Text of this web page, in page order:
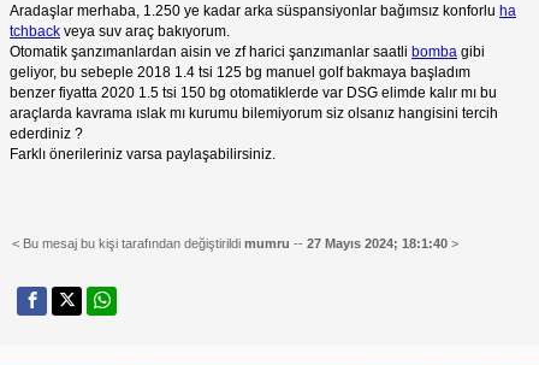
Aradaşlar merhaba, 1.250 ye kadar arka süspansiyonlar bağımsız konforlu ha
tchback veya suv araç bakıyorum.
Otomatik şanzımanlardan aisin ve zf harici şanzımanlar saatli bomba gibi
geliyor, bu sebeple 2018 1.4 tsi 125 bg manuel golf bakmaya başladım
benzer fiyatta 2020 1.5 tsi 150 bg otomatiklerde var DSG elimde kalır mı bu
araçlarda kavrama ıslak mı kurumu bilemiyorum siz olsanız hangisini tercih
ederdiniz ?
Farklı önerileriniz varsa paylaşabilirsiniz.
< Bu mesaj bu kişi tarafından değiştirildi mumru -- 27 Mayıs 2024; 18:1:40 >